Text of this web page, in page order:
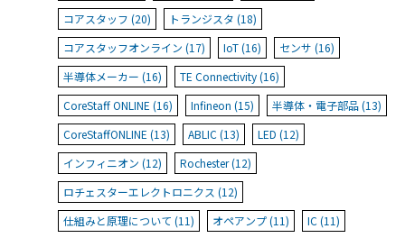
コアスタッフ (20)
トランジスタ (18)
コアスタッフオンライン (17)
IoT (16)
センサ (16)
半導体メーカー (16)
TE Connectivity (16)
CoreStaff ONLINE (16)
Infineon (15)
半導体・電子部品 (13)
CoreStaffONLINE (13)
ABLIC (13)
LED (12)
インフィニオン (12)
Rochester (12)
ロチェスターエレクトロニクス (12)
仕組みと原理について (11)
オペアンプ (11)
IC (11)